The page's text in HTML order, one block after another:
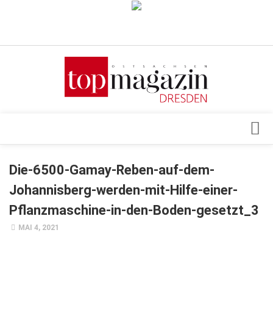
Verkaufsstellen
Top Gesundheitsforum Dresden / Ostsachsen
Mediadaten
Events
Geschäft
Die-6500-Gamay-Reben-auf-dem-
Johannisberg-werden-mit-Hilfe-einer-
Pflanzmaschine-in-den-Boden-gesetzt_3
MAI 4, 2021